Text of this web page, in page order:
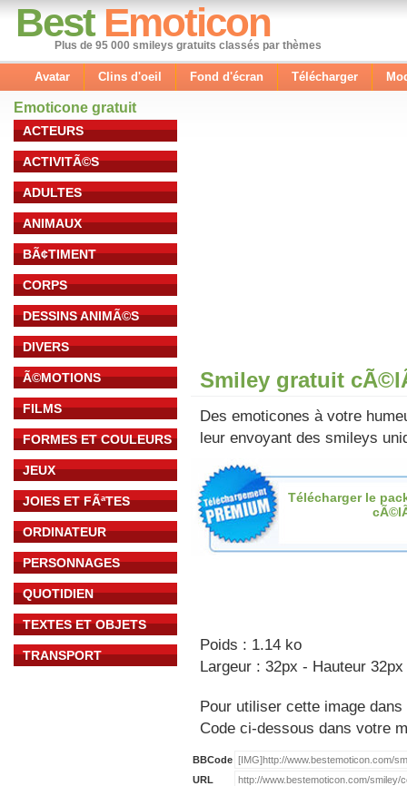
Best Emoticon
Plus de 95 000 smileys gratuits classés par thèmes
Avatar Clins d'oeil Fond d'écran Télécharger
Emoticone gratuit
ACTEURS
ACTIVITÃ©S
ADULTES
ANIMAUX
BÃ¢TIMENT
CORPS
DESSINS ANIMÃ©S
DIVERS
Ã©MOTIONS
FILMS
FORMES ET COULEURS
JEUX
JOIES ET FÃªTES
ORDINATEUR
PERSONNAGES
QUOTIDIEN
TEXTES ET OBJETS
TRANSPORT
Smiley gratuit
Des emoticones à votre
leur envoyant des smileys
Télécharger le
Poids : 1.14 ko
Largeur : 32px - Hauteur 32px
Pour utiliser cette image
Code ci-dessous dans votre
BBCode
URL